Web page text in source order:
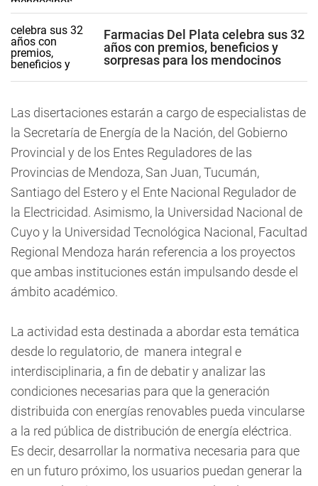
Farmacias Del Plata celebra sus 32
años con premios, beneficios y
sorpresas para los mendocinos
Las disertaciones estarán a cargo de especialistas de
la Secretaría de Energía de la Nación, del Gobierno
Provincial y de los Entes Reguladores de las
Provincias de Mendoza, San Juan, Tucumán,
Santiago del Estero y el Ente Nacional Regulador de
la Electricidad. Asimismo, la Universidad Nacional de
Cuyo y la Universidad Tecnológica Nacional, Facultad
Regional Mendoza harán referencia a los proyectos
que ambas instituciones están impulsando desde el
ámbito académico.
La actividad esta destinada a abordar esta temática
desde lo regulatorio, de manera integral e
interdisciplinaria, a fin de debatir y analizar las
condiciones necesarias para que la generación
distribuida con energías renovables pueda vincularse
a la red pública de distribución de energía eléctrica.
Es decir, desarrollar la normativa necesaria para que
en un futuro próximo, los usuarios puedan generar la